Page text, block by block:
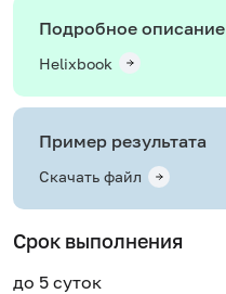
Подробное описание
Helixbook
Пример результата
Скачать файл
Срок выполнения
до 5 суток